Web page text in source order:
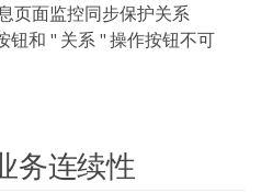
页面监控同步保护关系
钮和 " 关系 " 操作按钮不可
务连续性